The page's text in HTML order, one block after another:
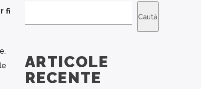
fi
Caută
ARTICOLE
RECENTE